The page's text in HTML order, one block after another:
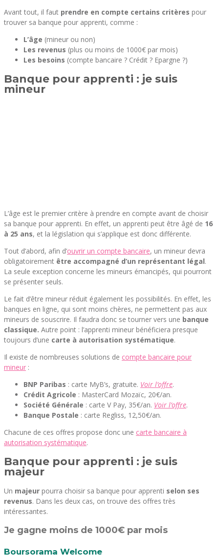
Avant tout, il faut prendre en compte certains critères pour
trouver sa banque pour apprenti, comme :
L’âge (mineur ou non)
Les revenus (plus ou moins de 1000€ par mois)
Les besoins (compte bancaire ? Crédit ? Epargne ?)
Banque pour apprenti : je suis
mineur
L’âge est le premier critère à prendre en compte avant de choisir
sa banque pour apprenti. En effet, un apprenti peut être âgé de 16
à 25 ans, et la législation qui s’applique est donc différente.
Tout d’abord, afin d’ouvrir un compte bancaire, un mineur devra
obligatoirement être accompagné d’un représentant légal.
La seule exception concerne les mineurs émancipés, qui pourront
se présenter seuls.
Le fait d’être mineur réduit également les possibilités. En effet, les
banques en ligne, qui sont moins chères, ne permettent pas aux
mineurs de souscrire. Il faudra donc se tourner vers une banque
classique. Autre point : l’apprenti mineur bénéficiera presque
toujours d’une carte à autorisation systématique.
Il existe de nombreuses solutions de compte bancaire pour
mineur :
BNP Paribas : carte MyB’s, gratuite. Voir l’offre.
Crédit Agricole : MasterCard Mozaïc, 20€/an.
Société Générale : carte V Pay, 35€/an. Voir l’offre.
Banque Postale : carte Regliss, 12,50€/an.
Chacune de ces offres propose donc une carte bancaire à
autorisation systématique.
Banque pour apprenti : je suis
majeur
Un majeur pourra choisir sa banque pour apprenti selon ses
revenus. Dans les deux cas, on trouve des offres très
intéressantes.
Je gagne moins de 1000€ par mois
Boursorama Welcome